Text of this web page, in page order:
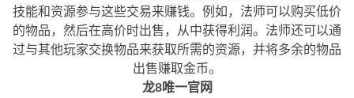
技能和资源参与这些交易来赚钱。例如，法师可以购买低价
的物品，然后在高价时出售，从中获得利润。法师还可以通
过与其他玩家交换物品来获取所需的资源，并将多余的物品
出售赚取金币。
龙8唯一官网